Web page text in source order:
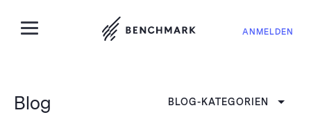
ANMELDEN
Blog BLOG-KATEGORIEN